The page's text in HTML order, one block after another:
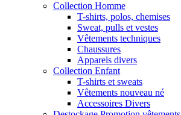
Collection Homme
T-shirts, polos, chemises
Sweat, pulls et vestes
Vêtements techniques
Chaussures
Apparels divers
Collection Enfant
T-shirts et sweats
Vêtements nouveau né
Accessoires Divers